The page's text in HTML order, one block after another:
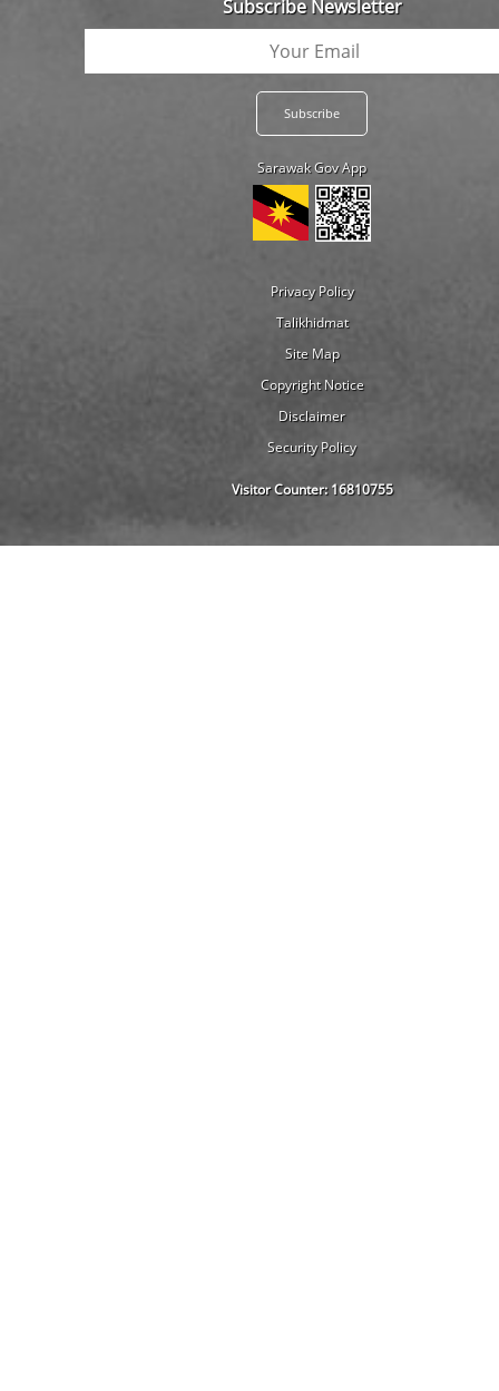
Subscribe Newsletter
Sarawak Gov App
Privacy Policy
Talikhidmat
Site Map
Copyright Notice
Disclaimer
Security Policy
Visitor Counter:16810755